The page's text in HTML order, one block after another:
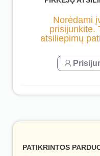
Norėdami
prisijunkite.
atsiliepimų
PATIKRINTOS